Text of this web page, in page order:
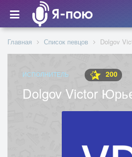
Главная Список певцов Dolgov
ИСПОЛНИТЕЛЬ 200
Dolgov Victor